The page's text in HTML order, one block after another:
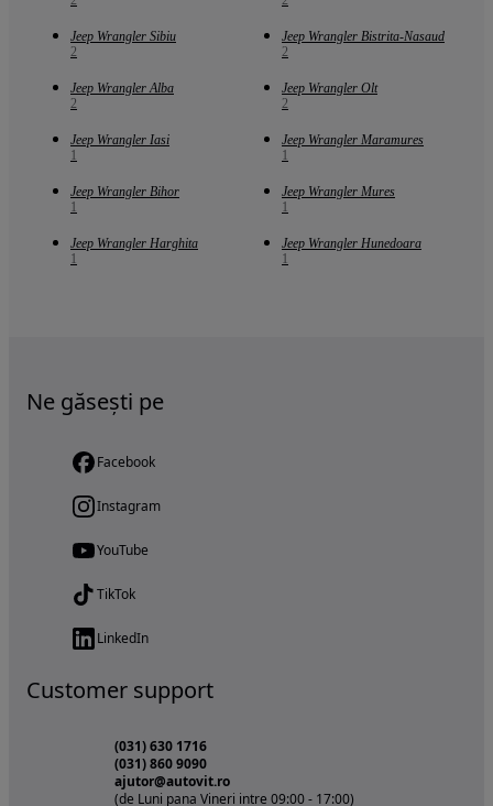
Jeep Wrangler Sibiu
2
Jeep Wrangler Bistrita-Nasaud
2
Jeep Wrangler Alba
2
Jeep Wrangler Olt
2
Jeep Wrangler Iasi
1
Jeep Wrangler Maramures
1
Jeep Wrangler Bihor
1
Jeep Wrangler Mures
1
Jeep Wrangler Harghita
1
Jeep Wrangler Hunedoara
1
Ne găsești pe
Facebook
Instagram
YouTube
TikTok
LinkedIn
Customer support
(031) 630 1716
(031) 860 9090
ajutor@autovit.ro
(de Luni pana Vineri intre 09:00 - 17:00)